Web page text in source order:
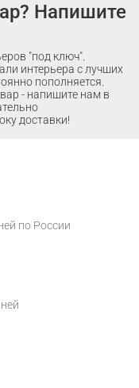
Напишите
"под ключ".
интерьера с лучших
пополняется.
- напишите нам в
доставки!
по России